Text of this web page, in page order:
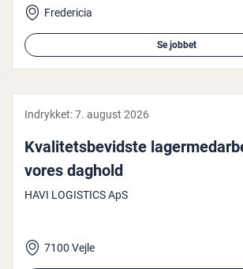
Fredericia
Se jobbet
Indrykket:7. august 2026
Kva­li­tets­be­vid­ste
vores daghold
HAVI LOGISTICS ApS
7100 Vejle